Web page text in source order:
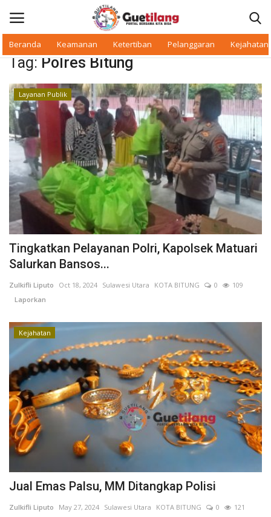
Beranda Keamanan Ketertiban Pelanggaran Kejahatan
Masuk Daftar
Beranda
Daerah
Makan Bergizi
Warkop Digital
Pelanggaran
Ketertiban
Keamanan
Kejahatan
Cybers Event
UMKM & Ekonomi Kreatif
Pekerja Migran Indonesia
Ekonomi
Pendidikan
Informasi Journalism
Tag: Polres Bitung
Layanan Publik
Tingkatkan Pelayanan Polri, Kapolsek Matuari
Salurkan Bansos...
Zulkifli Liputo Oct 18, 2024 Sulawesi Utara KOTA BITUNG 0
109
Laporkan
Kejahatan
Jual Emas Palsu, MM Ditangkap Polisi
Zulkifli Liputo May 27, 2024 Sulawesi Utara KOTA BITUNG 0
121